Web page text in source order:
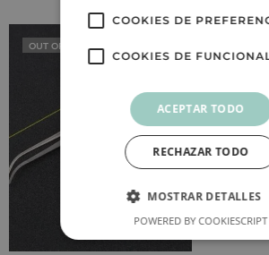
OUT OF STOCK
COOKIES DE
COOKIES DE
ACEPTAR TODO
RECHAZAR TODO
MOSTRAR DETALLES
POWERED BY COOKIESCRIPT